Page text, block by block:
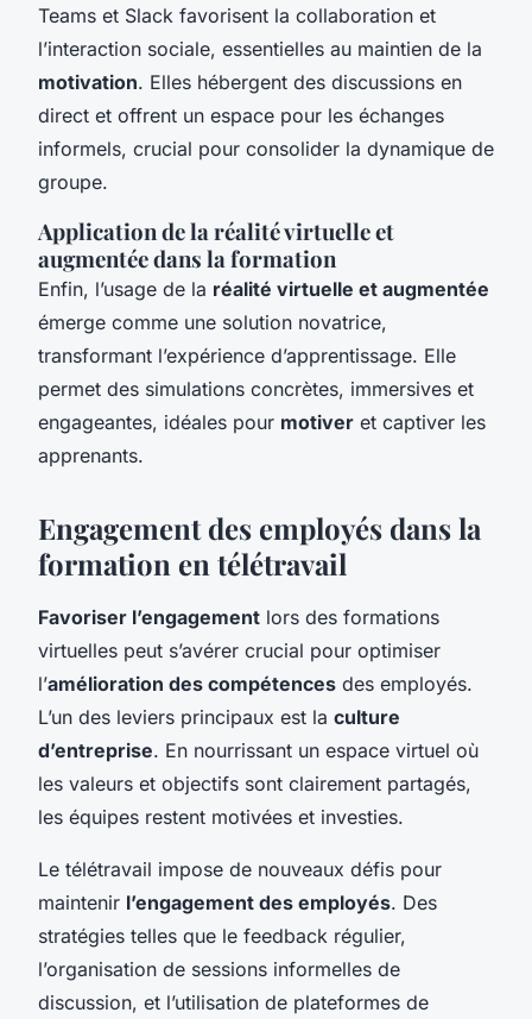
Teams et Slack favorisent la collaboration et
l’interaction sociale, essentielles au maintien de la
motivation. Elles hébergent des discussions en
direct et offrent un espace pour les échanges
informels, crucial pour consolider la dynamique de
groupe.
Application de la réalité virtuelle et
augmentée dans la formation
Enfin, l’usage de la réalité virtuelle et augmentée
émerge comme une solution novatrice,
transformant l’expérience d’apprentissage. Elle
permet des simulations concrètes, immersives et
engageantes, idéales pour motiver et captiver les
apprenants.
Engagement des employés dans la
formation en télétravail
Favoriser l’engagement lors des formations
virtuelles peut s’avérer crucial pour optimiser
l’amélioration des compétences des employés.
L’un des leviers principaux est la culture
d’entreprise. En nourrissant un espace virtuel où
les valeurs et objectifs sont clairement partagés,
les équipes restent motivées et investies.
Le télétravail impose de nouveaux défis pour
maintenir l’engagement des employés. Des
stratégies telles que le feedback régulier,
l’organisation de sessions informelles de
discussion, et l’utilisation de plateformes de